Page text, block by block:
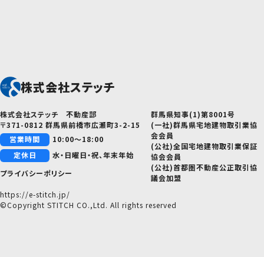
株式会社ステッチ
株式会社ステッチ 不動産部
〒371-0812 群馬県前橋市広瀬町3-2-15
営業時間
10:00～18:00
定休日
水・日曜日・祝、年末年始
プライバシーポリシー
群馬県知事(1)第8001号
(一社)群馬県宅地建物取引業協
会会員
(公社)全国宅地建物取引業保証
協会会員
(公社)首都圏不動産公正取引協
議会加盟
https://e-stitch.jp/
©Copyright STITCH CO.,Ltd. All rights reserved